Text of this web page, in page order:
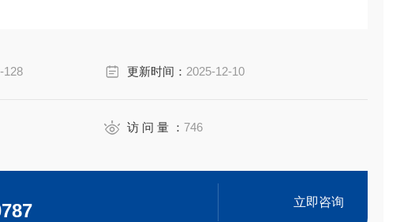
系列发射光谱仪光路校准用
Cd, Ce, Co, Cr, Cu, Fe, K, La, Li, Mg, Mn, Mo,
128 更新时间： 2025-12-10
访 问 量 ： 746
立即咨询